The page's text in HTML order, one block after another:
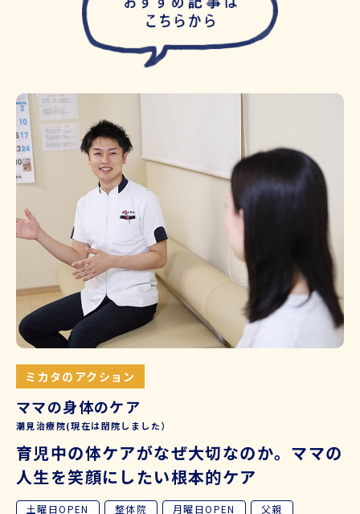
ミカタのアクション
ママの身体のケア
潮見治療院(現在は閉院しました）
育児中の体ケアがなぜ大切なのか。ママの
人生を笑顔にしたい根本的ケア
土曜日OPEN 整体院 月曜日OPEN 父親